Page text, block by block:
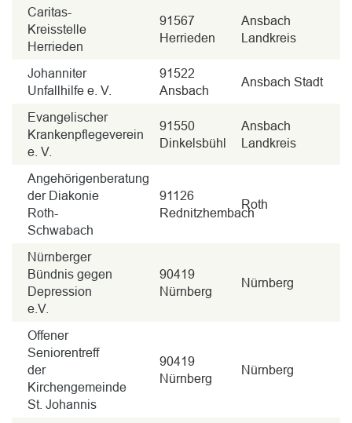
Caritas-
Kreisstelle
Herrieden
91567
Herrieden
Ansbach
Landkreis
Johanniter
Unfallhilfe e. V.
91522
Ansbach
Ansbach Stadt
Evangelischer
Krankenpflegeverein
e. V.
91550
Dinkelsbühl
Ansbach
Landkreis
Angehörigenberatung
der Diakonie
Roth-
Schwabach
91126
Rednitzhembach
Roth
Nürnberger
Bündnis gegen
Depression
e.V.
90419
Nürnberg
Nürnberg
Offener
Seniorentreff
der
Kirchengemeinde
St. Johannis
90419
Nürnberg
Nürnberg